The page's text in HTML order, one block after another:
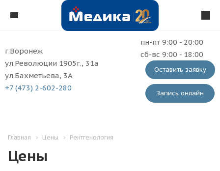
г.Воронеж
ул.Революции 1905г., 31а
ул.Бахметьева, 3А
+7 (473) 2-602-280
пн-пт 9:00 - 20:00
сб-вс 9:00 - 18:00
Оставить заявку
Запись онлайн
Главная Цены Рентгенология
Цены